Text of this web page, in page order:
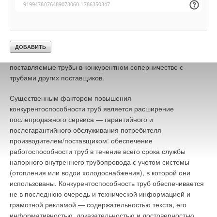
Отечественным же поставщикам необходимо как можно
более гибкие, чем более они соответствуют интересам
поставляемые трубы в конкурентном соперничестве с
трубами других поставщиков.
Существенным фактором повышения
конкурентоспособности труб является расширение
послепродажного сервиса — гарантийного и
послегарантийного обслуживания потребителя
производителем/поставщиком: обеспечение
работоспособности труб в течение всего срока службы
напорного внутреннего трубопровода с учетом системы
(отопления или водои холодоснабжения), в которой они
использованы. Конкурентоспособность труб обеспечивается
не в последнюю очередь и технической информацией и
грамотной рекламой — содержательностью текста, его
информативностью, доказательностью и достоверностью.